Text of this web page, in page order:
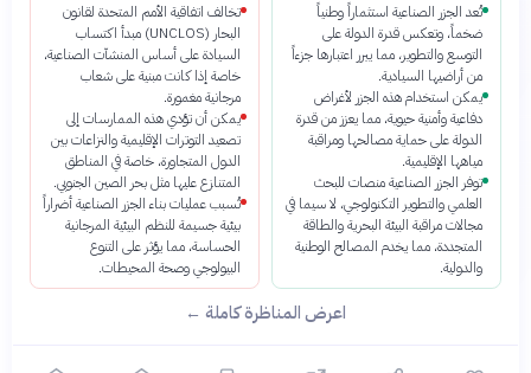
تُعد الجزر الصناعية استثماراً وطنياً
ضخماً، وتعكس قدرة الدولة على
التوسع والتطوير، مما يبرر اعتبارها جزءاً
من أراضيها السيادية.
يمكن استخدام هذه الجزر لأغراض
دفاعية وأمنية حيوية، مما يعزز من قدرة
الدولة على حماية مصالحها ومراقبة
مياهها الإقليمية.
توفر الجزر الصناعية منصات للبحث
العلمي والتطوير التكنولوجي، لا سيما في
مجالات مراقبة البيئة البحرية والطاقة
المتجددة، مما يخدم المصالح الوطنية
والدولية.
تخالف اتفاقية الأمم المتحدة لقانون
البحار (UNCLOS) مبدأ اكتساب
السيادة على أساس المنشآت الصناعية،
خاصة إذا كانت مبنية على شعاب
مرجانية مغمورة.
يمكن أن تؤدي هذه الممارسات إلى
تصعيد التوترات الإقليمية والنزاعات بين
الدول المتجاورة، خاصة في المناطق
المتنازع عليها مثل بحر الصين الجنوبي.
تُسبب عمليات بناء الجزر الصناعية أضراراً
بيئية جسيمة للنظم البيئية المرجانية
الحساسة، مما يؤثر على التنوع
البيولوجي وصحة المحيطات.
اعرض المناظرة كاملة ←